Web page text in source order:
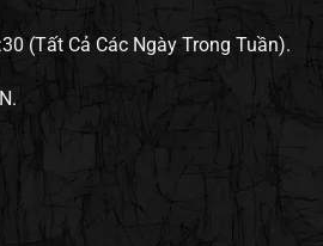
(Tất Cả Các Ngày Trong Tuần).